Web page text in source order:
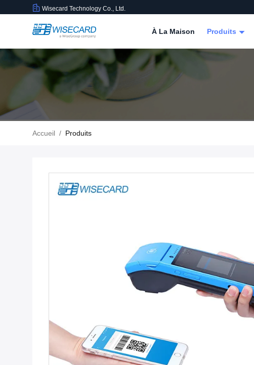
Wisecard Technology Co., Ltd.
À La Maison Produits
Accueil / Produits